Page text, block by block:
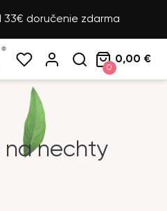
33€ doručenie zdarma
0
0,00 €
na nechty